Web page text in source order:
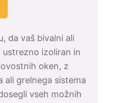
da vaš bivalni ali
izoliran in
oken, z
ali grelnega sistema
vseh možnih